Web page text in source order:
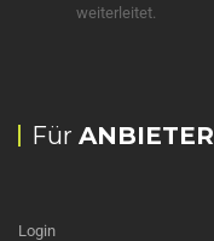
weiterleitet.
Für ANBIETER
Login